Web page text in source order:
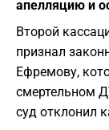
апелляцию и
Второй
признал
Ефремову,
смертельном
суд отклонил